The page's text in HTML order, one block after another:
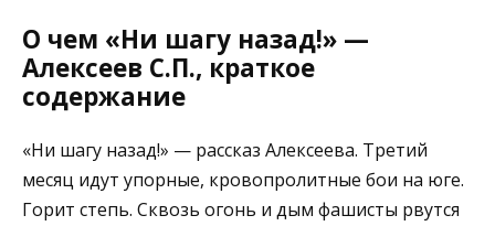
О чем «Ни шагу назад!» —
Алексеев С.П., краткое
содержание
«Ни шагу назад!» — рассказ Алексеева. Третий
месяц идут упорные, кровопролитные бои на юге.
Горит степь. Сквозь огонь и дым фашисты рвутся